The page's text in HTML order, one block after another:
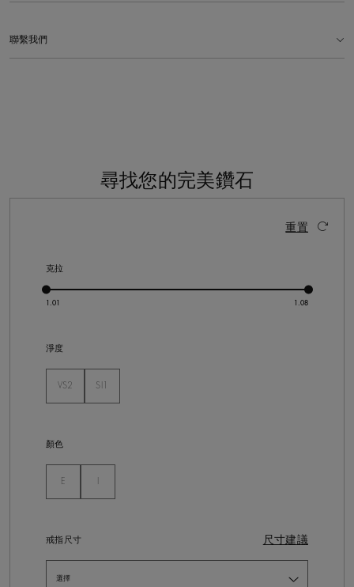
聯繫我們
尋找您的完美鑽石
重置
克拉
淨度
VS2
SI1
顏色
E
戒指尺寸 尺寸建議